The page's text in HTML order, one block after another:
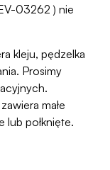
03262 ) nie
kleju, pędzelka
Prosimy
małe
lub połknięte.